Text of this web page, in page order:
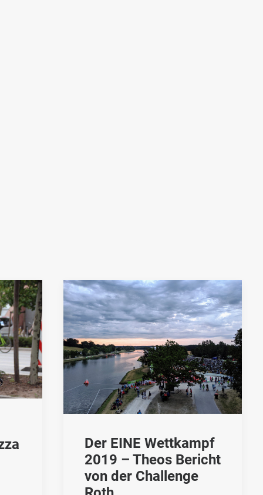
Der EINE Wettkampf
2019 – Theos Bericht
von der Challenge